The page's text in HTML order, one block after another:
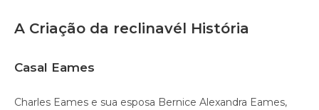
A Criação da reclinavél História
Casal Eames
Charles Eames e sua esposa Bernice Alexandra Eames,